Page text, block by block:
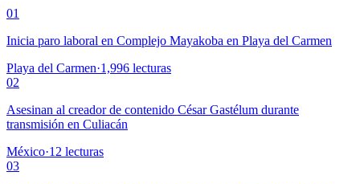
01
Inicia paro laboral en Complejo Mayakoba en Playa del Carmen
Playa del Carmen·1,996 lecturas
02
Asesinan al creador de contenido César Gastélum durante
transmisión en Culiacán
México·12 lecturas
03